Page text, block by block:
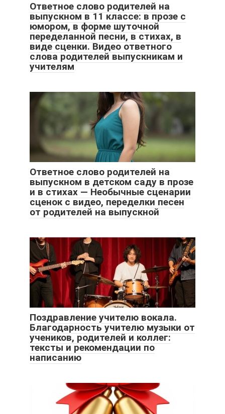
Ответное слово родителей на
выпускном в 11 классе: в прозе с
юмором, в форме шуточной
переделанной песни, в стихах, в
виде сценки. Видео ответного
слова родителей выпускникам и
учителям
Ответное слово родителей на
выпускном в детском саду в прозе
и в стихах — Необычные сценарии
сценок с видео, переделки песен
от родителей на выпускной
Поздравление учителю вокала.
Благодарность учителю музыки от
учеников, родителей и коллег:
тексты и рекомендации по
написанию